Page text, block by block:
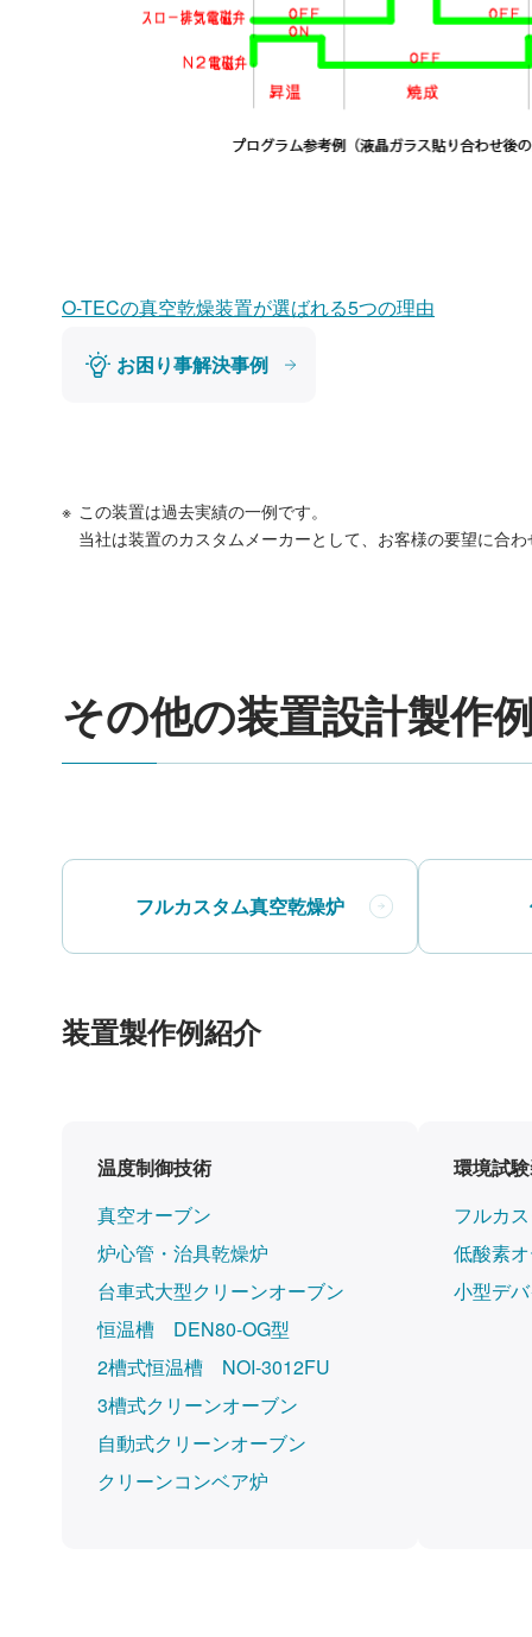
O-TECの真空乾燥装置が選ばれる5つの理由
お困り事解決事例
この装置は過去実績の一例です。
当社は装置のカスタムメーカーとして、お客様の要望に合
その他の装置設計製作
フルカスタム真空乾燥炉
装置製作例紹介
温度制御技術
真空オーブン
炉心管・治具乾燥炉
台車式大型クリーンオーブン
恒温槽 DEN80-OG型
2槽式恒温槽 NOI-3012FU
3槽式クリーンオーブン
自動式クリーンオーブン
クリーンコンベア炉
環境試
フルカ
低酸素
小型デ